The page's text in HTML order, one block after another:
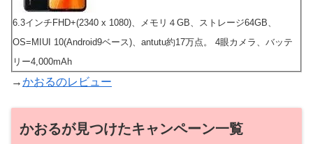
6.3インチFHD+(2340 x 1080)、メモリ４GB、ストレージ64GB、
OS=MIUI 10(Android9ベース)、antutu約17万点。 4眼カメラ、バッテ
リー4,000mAh
→かおるのレビュー
かおるが見つけたキャンペーン一覧